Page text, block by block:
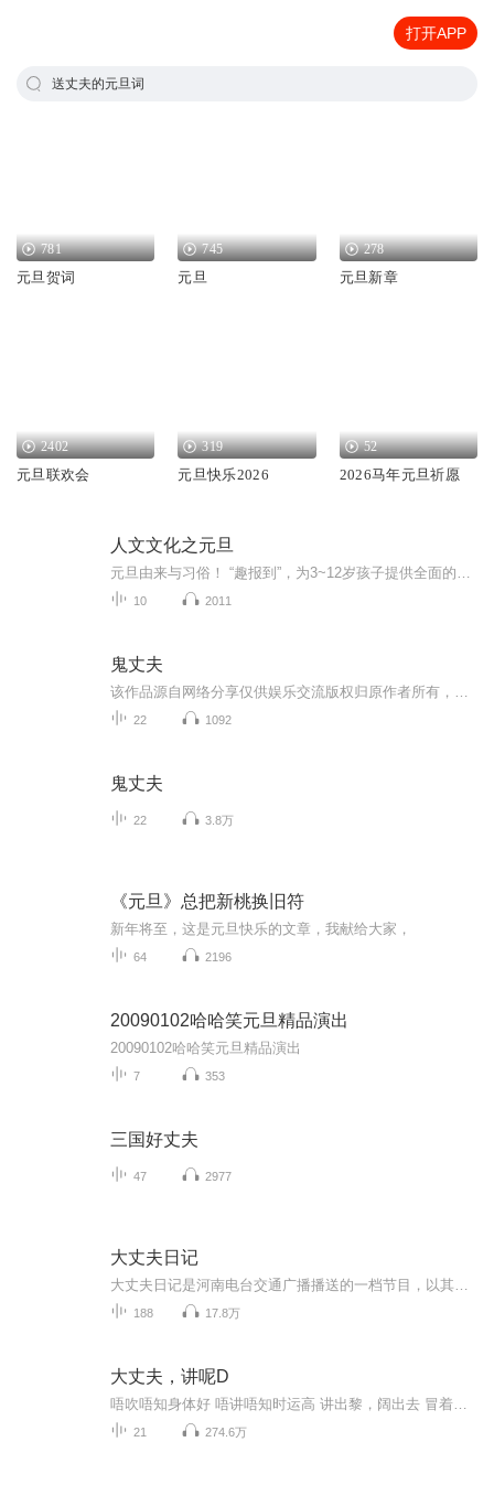
打开APP
送丈夫的元旦词
781
元旦贺词
745
元旦
278
元旦新章
2402
元旦联欢会
319
元旦快乐2026
52
2026马年元旦祈愿
人文文化之元旦
10 2011
鬼丈夫
22 1092
鬼丈夫
22 3.8万
《元旦》总把新桃换旧符
新年将至，这是元旦快乐的文章，我献给大家，
64 2196
20090102哈哈笑元旦精品演出
20090102哈哈笑元旦精品演出
7 353
三国好丈夫
47 2977
大丈夫日记
188 17.8万
大丈夫，讲呢D
21 274.6万